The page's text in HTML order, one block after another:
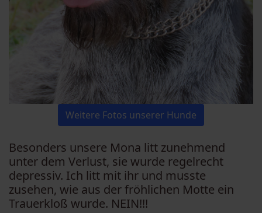
Weitere Fotos unserer Hunde
Besonders unsere Mona litt zunehmend
unter dem Verlust, sie wurde regelrecht
depressiv. Ich litt mit ihr und musste
zusehen, wie aus der fröhlichen Motte ein
Trauerkloß wurde. NEIN!!!